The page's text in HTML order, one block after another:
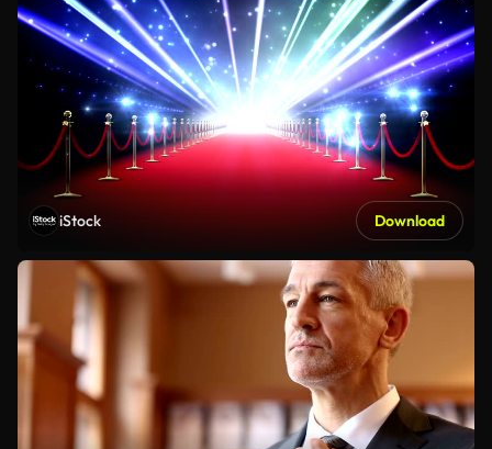
iStock Download